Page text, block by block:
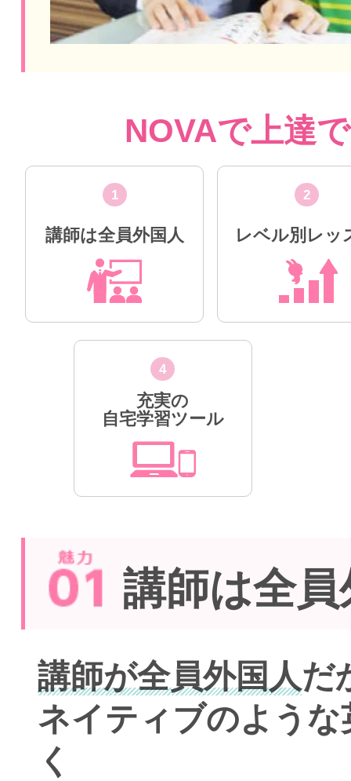
NOVAで上達
1
講師は全員外国人
2
レベル別レッ
4
充実の
自宅学習ツール
講師は全
講師が全員外国人だ
ネイティブのよう
く